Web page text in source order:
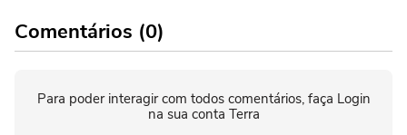
Comentários (0)
Para poder interagir com todos comentários, faça Login
na sua conta Terra